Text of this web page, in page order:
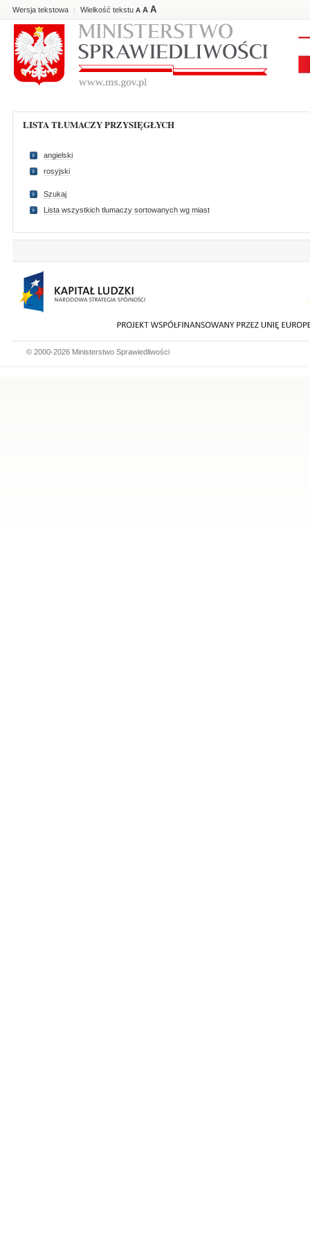
Wersja tekstowa | Wielkość tekstu A A A
LISTA TŁUMACZY PRZYSIĘGŁYCH
angielski
rosyjski
Szukaj
Lista wszystkich tlumaczy sortowanych wg miast
© 2000-2026 Ministerstwo Sprawiedliwości